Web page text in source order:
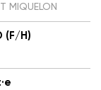
MIQUELON
(F/H)